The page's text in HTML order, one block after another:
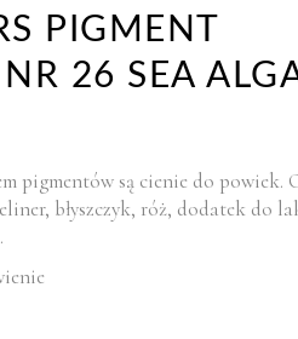
PIGMENT
26 SEA
pigmentów są cienie do powiek.
błyszczyk, róż, dodatek do